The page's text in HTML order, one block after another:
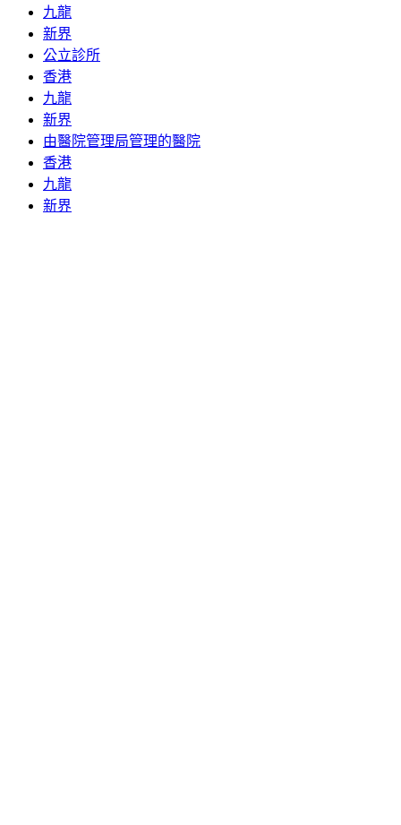
九龍
新界
公立診所
香港
九龍
新界
由醫院管理局管理的醫院
香港
九龍
新界